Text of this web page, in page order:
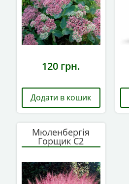
120грн.
Додати в кошик
Мюленбергія
Горщик С2